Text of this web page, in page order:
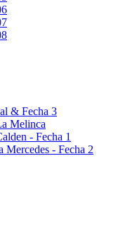
& Fecha 3
Melinca
- Fecha 1
- Fecha 2